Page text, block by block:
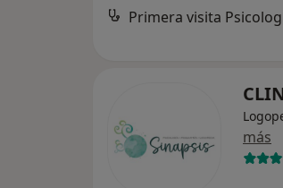
Primera visita
más